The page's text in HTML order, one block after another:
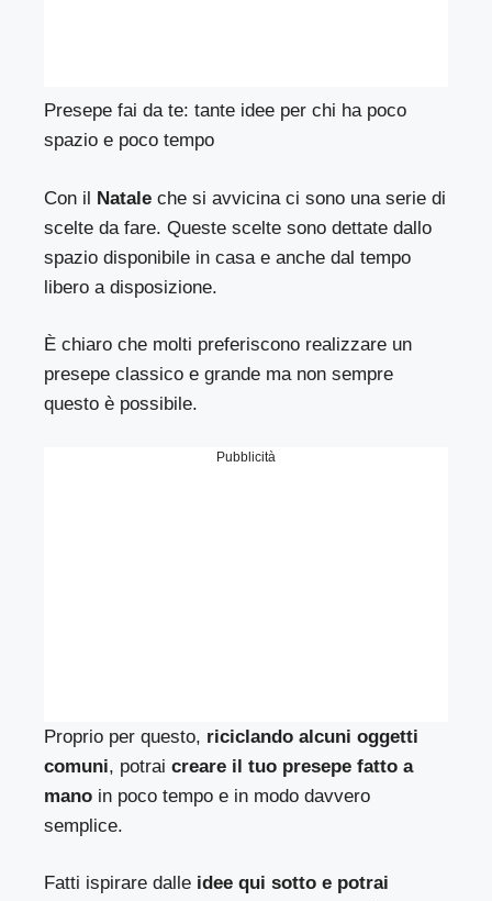
Presepe fai da te: tante idee per chi ha poco
spazio e poco tempo
Con il Natale che si avvicina ci sono una serie di
scelte da fare. Queste scelte sono dettate dallo
spazio disponibile in casa e anche dal tempo
libero a disposizione.
È chiaro che molti preferiscono realizzare un
presepe classico e grande ma non sempre
questo è possibile.
Pubblicità
Proprio per questo, riciclando alcuni oggetti
comuni, potraicreare il tuo presepe fatto a
mano in poco tempo e in modo davvero
semplice.
Fatti ispirare dalle idee qui sotto e potrai